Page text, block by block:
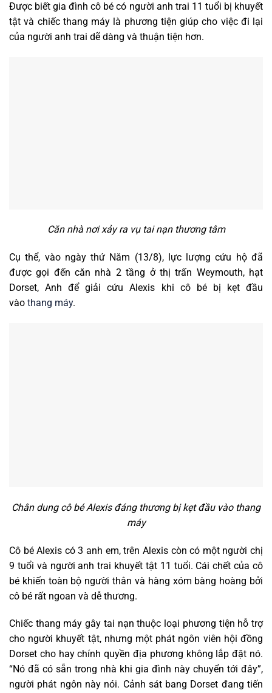
Được biết gia đình cô bé có người anh trai 11 tuổi bị khuyết
tật và chiếc thang máy là phương tiện giúp cho việc đi lại
của người anh trai dẽ dàng và thuận tiện hơn.
Căn nhà nơi xảy ra vụ tai nạn thương tâm
Cụ thể, vào ngày thứ Năm (13/8), lực lượng cứu hộ đã
được gọi đến căn nhà 2 tầng ở thị trấn Weymouth, hạt
Dorset, Anh để giải cứu Alexis khi cô bé bị kẹt đầu
vào thang máy.
Chân dung cô bé Alexis đáng thương bị kẹt đầu vào thang
máy
Cô bé Alexis có 3 anh em, trên Alexis còn có một người chị
9 tuổi và người anh trai khuyết tật 11 tuổi. Cái chết của cô
bé khiến toàn bộ người thân và hàng xóm bàng hoàng bởi
cô bé rất ngoan và dễ thương.
Chiếc thang máy gây tai nạn thuộc loại phương tiện hỗ trợ
cho người khuyết tật, nhưng một phát ngôn viên hội đồng
Dorset cho hay chính quyền địa phương không lắp đặt nó.
“Nó đã có sẵn trong nhà khi gia đình này chuyển tới đây”,
người phát ngôn này nói. Cảnh sát bang Dorset đang tiến